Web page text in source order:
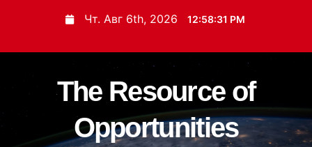
и
Чт. Авг 6th, 2026 12:58:32 PM
The Resource of
Opportunities